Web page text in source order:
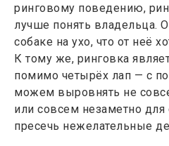
ринговому поведению,
лучше понять владельца.
собаке на ухо, что от неё
К тому же, ринговка
помимо четырёх лап — с
можем выровнять не
или совсем незаметно
пресечь нежелательные